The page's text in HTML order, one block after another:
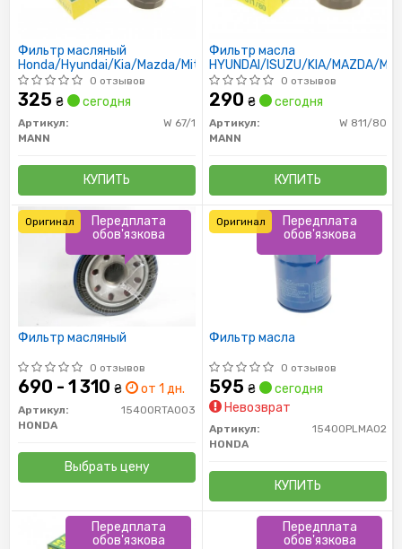
Фильтр масляный
Honda/Hyundai/Kia/Mazda/Mitsubishi/Subaru
0 отзывов
325 ₴ сегодня
Артикул:
W 67/1
MANN
КУПИТЬ
Фильтр масла
HYUNDAI/ISUZU/KIA/MAZDA/
0 отзывов
290 ₴ сегодня
Артикул:
W 811/80
MANN
КУПИТЬ
Фильтр масляный
0 отзывов
690 - 1 310 ₴ от 1 дн.
Артикул:
15400RTA003
HONDA
Выбрать цену
Передплата
обов'язкова
Оригинал
Фильтр масла
0 отзывов
595 ₴
сегодня
Невозврат
Артикул:
15400PLMA02
HONDA
КУПИТЬ
Передплата
обов'язкова
Оригинал
Передплата
обов'язкова
Передплата
обов'язкова